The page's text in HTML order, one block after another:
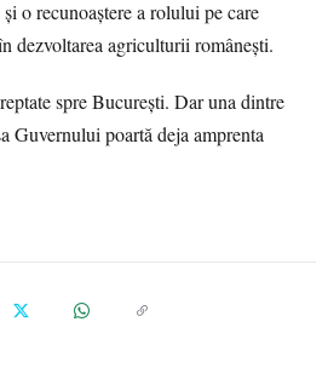
o recunoaștere a rolului pe care
dezvoltarea agriculturii românești.
spre București. Dar una dintre
Guvernului poartă deja amprenta